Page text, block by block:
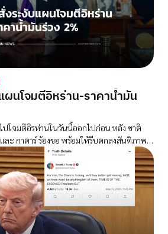
ผนโจมตีอิหร่าน-ราคาน้ำมัน
โจมตีอิรห่านในวันนี้ออกไปก่อน หลัง ชาติ
ละ กาตาร์ ร้องขอ พร้อมให้รีบตกลงสันติภาพ